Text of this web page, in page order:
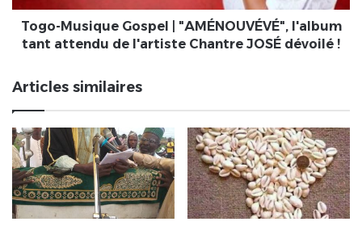
de
l'artiste
Chantre
!
Togo-Musique Gospel | "AMÉNOUVÉVÉ", l'album
tant attendu de l'artiste Chantre JOSÉ dévoilé !
Articles similaires